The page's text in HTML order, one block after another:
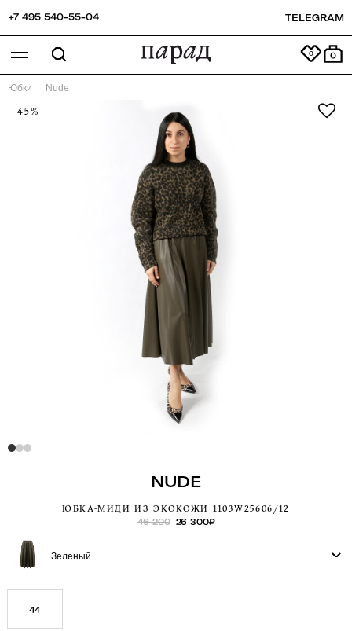
+7 495 540-55-04 TELEGRAM
0
Юбки Nude
-45%
NUDE
ЮБКА-МИДИ ИЗ ЭКОКОЖИ 1103W25606/12
46 200 26 300₽
Зеленый
44